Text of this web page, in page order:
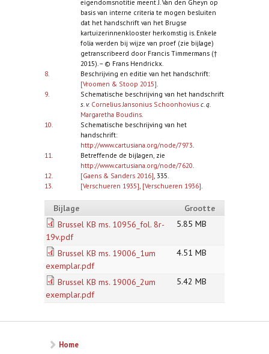
eigendomsnotitie meent J. Van den Gheyn op
basis van interne criteria te mogen besluiten
dat het handschrift van het Brugse
kartuizerinnenklooster herkomstig is. Enkele
folia werden bij wijze van proef (zie bijlage)
getranscribeerd door Francis Timmermans (†
2015). – © Frans Hendrickx.
8.
Beschrijving en editie van het handschrift:
[Vroomen & Stoop 2015].
9.
Schematische beschrijving van het handschrift
s. v. Cornelius Jansonius Schoonhovius c. q.
Margaretha Boudins.
10.
Schematische beschrijving van het
handschrift:
http://www.cartusiana.org/node/7973.
11.
Betreffende de bijlagen, zie
http://www.cartusiana.org/node/7620.
12.
[Gaens & Sanders 2016], 335.
13.
[Verschueren 1935], [Verschueren 1936].
Bijlage
Grootte
Brussel KB ms. 10956_fol. 8r-
19v.pdf
5.85 MB
Brussel KB ms. 19006_1um
exemplar.pdf
4.51 MB
Brussel KB ms. 19006_2um
exemplar.pdf
5.42 MB
Home